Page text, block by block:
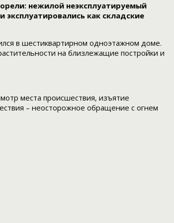
нежилой неэксплуатируемый
как складские
в шестиквартирном одноэтажном доме.
на близлежащие постройки и
места происшествия, изъятие
– неосторожное обращение с огнем